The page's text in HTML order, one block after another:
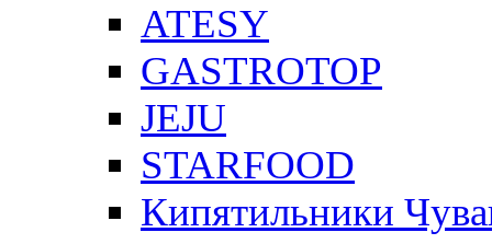
ATESY
GASTROTOP
JEJU
STARFOOD
Кипятильники